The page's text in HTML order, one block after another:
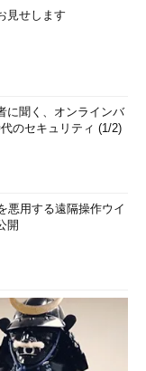
見せします
に聞く、オンラインバ
のセキュリティ (1/2)
悪用する遠隔操作ウイ
開